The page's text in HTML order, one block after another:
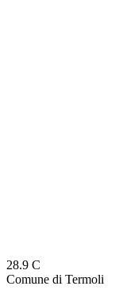
28.9 C
Comune di Termoli